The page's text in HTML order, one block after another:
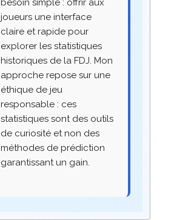
besoin simple : offrir aux
joueurs une interface
claire et rapide pour
explorer les statistiques
historiques de la FDJ. Mon
approche repose sur une
éthique de jeu
responsable : ces
statistiques sont des outils
de curiosité et non des
méthodes de prédiction
garantissant un gain.